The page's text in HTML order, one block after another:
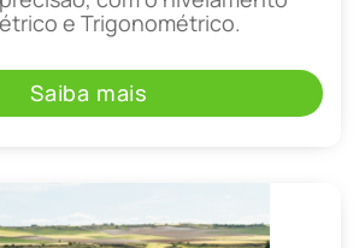
e Trigonométrico.
Saiba mais